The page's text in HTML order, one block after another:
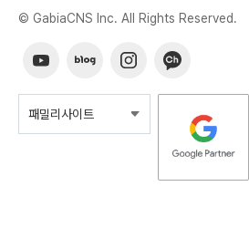
© GabiaCNS Inc. All Rights Reserved.